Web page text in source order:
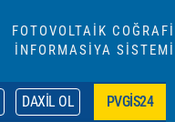
FOTOVOLTAİK COĞRAFİ
İNFORMASİYA SİSTEMİ
DAXIL OL PVGIS24